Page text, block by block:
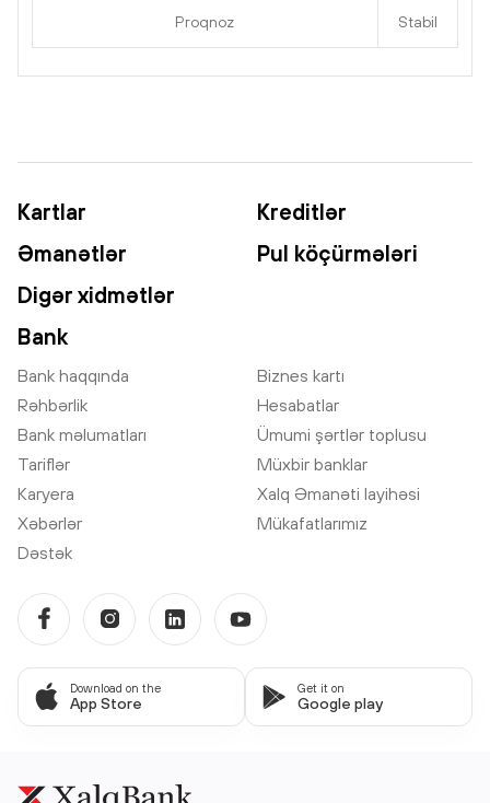
Proqnoz Stabil
Kartlar
Kreditlər
Əmanətlər
Pul köçürmələri
Digər xidmətlər
Bank
Bank haqqında
Biznes kartı
Rəhbərlik
Hesabatlar
Bank məlumatları
Ümumi şərtlər toplusu
Tariflər
Müxbir banklar
Karyera
Xalq Əmanəti layihəsi
Xəbərlər
Mükafatlarımız
Dəstək
Download on the
App Store
Get it on
Google play